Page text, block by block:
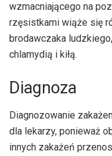
wzmacniającego na
rzęsistkami wiąże się
brodawczaka
chlamydią i kiłą.
Diagnoza
Diagnozowanie
dla lekarzy, ponieważ
innych zakażeń